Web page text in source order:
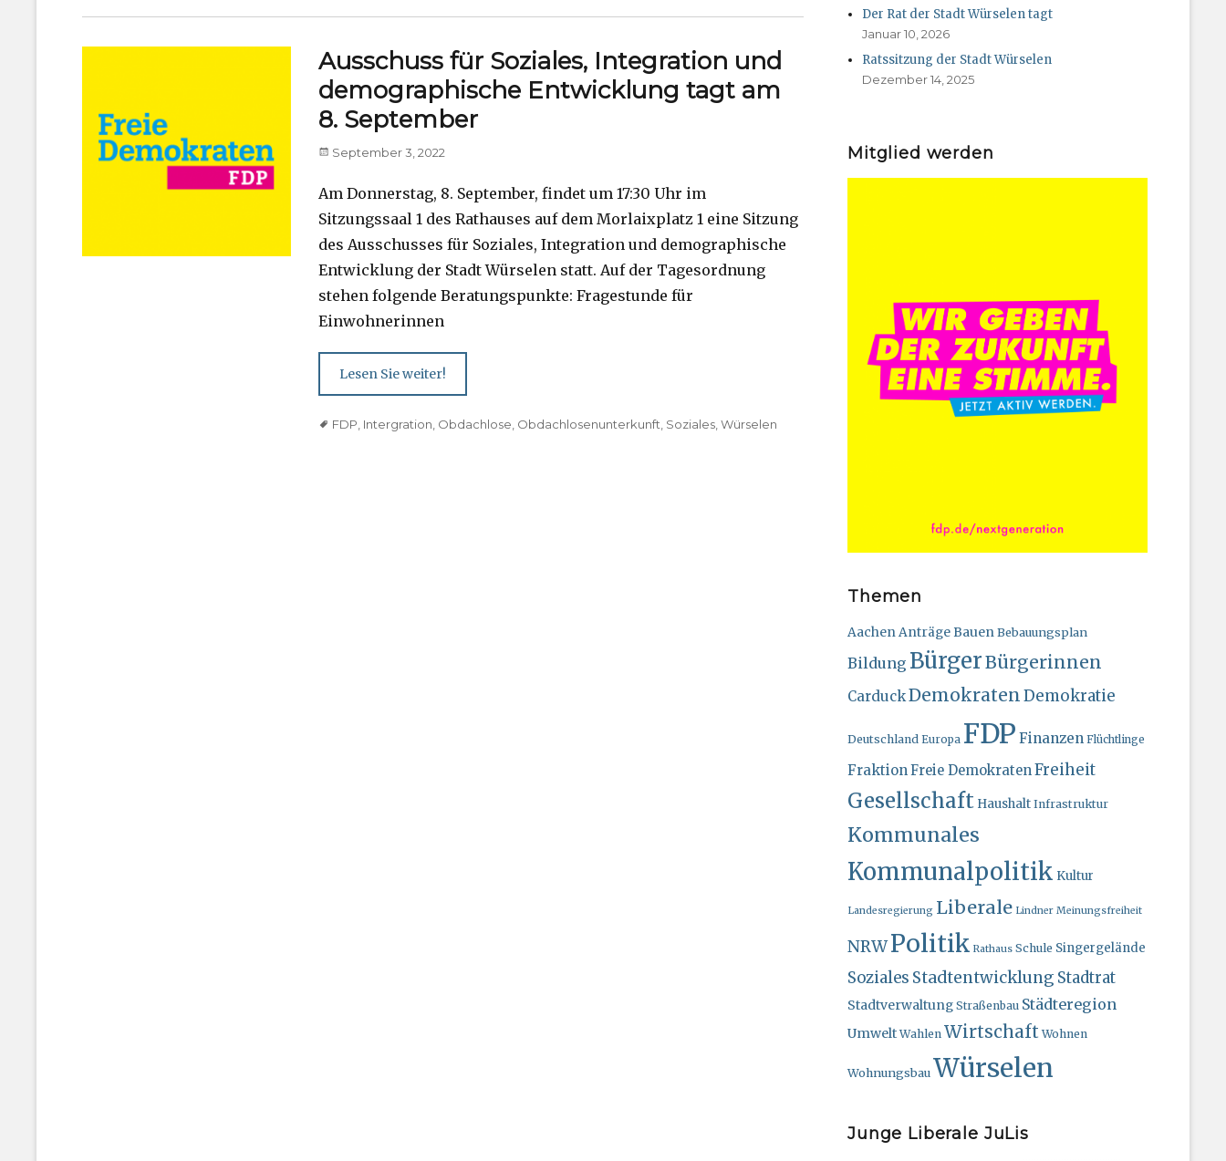
Ausschuss für Soziales, Integration und
demographische Entwicklung tagt am
8. September
Posted
September 3, 2022
Am Donnerstag, 8. September, findet um 17:30 Uhr im
Sitzungssaal 1 des Rathauses auf dem Morlaixplatz 1 eine Sitzung
des Ausschusses für Soziales, Integration und demographische
Entwicklung der Stadt Würselen statt. Auf der Tagesordnung
stehen folgende Beratungspunkte: Fragestunde für
Einwohnerinnen
Lesen Sie weiter!
TagsFDP, Intergration, Obdachlose, Obdachlosenunterkunft, Soziales,Würselen
Der Rat der Stadt Würselen tagt
Januar 10, 2026
Ratssitzung der Stadt Würselen
Dezember 14, 2025
Mitglied werden
Themen
AachenAnträgeBauenBebauungsplan
Bildung BürgerBürgerinnen
CarduckDemokratenDemokratie
Deutschland Europa FDP Finanzen Flüchtlinge
FraktionFreie DemokratenFreiheit
Gesellschaft Haushalt Infrastruktur
Kommunales
Kommunalpolitik Kultur
Landesregierung Liberale Lindner Meinungsfreiheit
NRWPolitik Rathaus Schule Singergelände
Soziales Stadtentwicklung Stadtrat
Stadtverwaltung Straßenbau Städteregion
Umwelt Wahlen Wirtschaft Wohnen
WohnungsbauWürselen
Junge Liberale JuLis